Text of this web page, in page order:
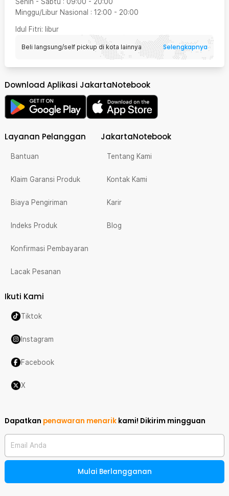
Minggu/Libur Nasional : 12:00 - 20:00
Idul Fitri: libur
Beli langsung/self pickup di kota lainnya Selengkapnya
Download Aplikasi JakartaNotebook
Layanan Pelanggan
Bantuan
Klaim Garansi Produk
Biaya Pengiriman
Indeks Produk
Konfirmasi Pembayaran
Lacak Pesanan
JakartaNotebook
Tentang Kami
Kontak Kami
Karir
Blog
Ikuti Kami
Tiktok
Instagram
Facebook
X
Dapatkan penawaran menarik kami! Dikirim mingguan
Email Anda
Mulai Berlangganan